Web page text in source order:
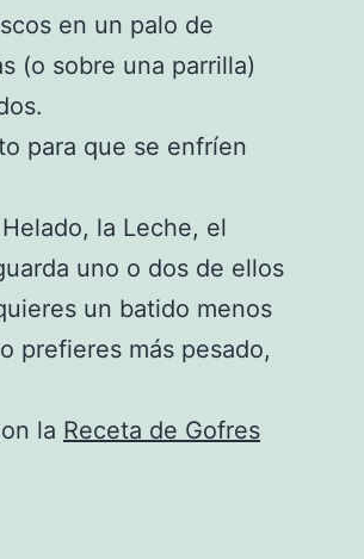
en un palo de
(o sobre una parrilla)
para que se enfríen
la Leche, el
uno o dos de ellos
un batido menos
prefieres más pesado,
la Receta de Gofres